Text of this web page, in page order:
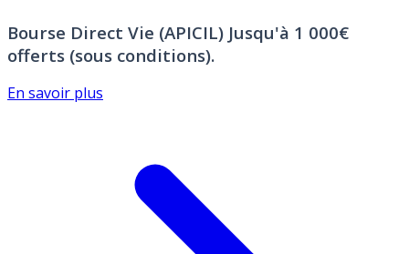
Bourse Direct Vie (APICIL) Jusqu'à 1 000€
offerts (sous conditions).
En savoir plus